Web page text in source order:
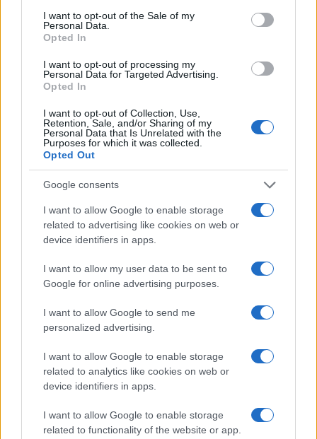
I want to opt-out of the Sale of my
Personal Data.
Opted In
I want to opt-out of processing my
Personal Data for Targeted Advertising.
Opted In
I want to opt-out of Collection, Use,
Retention, Sale, and/or Sharing of my
Personal Data that Is Unrelated with the
Purposes for which it was collected.
Opted Out
Google consents
I want to allow Google to enable storage
related to advertising like cookies on web or
device identifiers in apps.
I want to allow my user data to be sent to
Google for online advertising purposes.
I want to allow Google to send me
personalized advertising.
I want to allow Google to enable storage
related to analytics like cookies on web or
device identifiers in apps.
I want to allow Google to enable storage
related to functionality of the website or app.
aggressione subita dal convoglio di terra in Libia
ci sono feriti. Qualcuno tra gli attivisti stranieri ha
ricevuto colpi talmente forti da perdere i sensi”,
ha raccontato ieri sera la portavoce italiana della
Global Sumud Flotilla
Dopo quanto accaduto, la Flotilla sta ora
valutando percorsi alternativi per la consegna
degli aiuti destinati alla Striscia di Gaza. Tra le
ipotesi allo studio ci sarebbero modalità diverse
dal transito nella Libia orientale, ritenuto ormai
troppo rischioso. Nel convoglio erano presenti
ambulanze, farmaci e case mobili destinate agli
aiuti umanitari.
Dal canto loro, le autorità della Libia orientale
una nota ufficiale, il ministero degli Esteri di
Bengasi ha sostenuto che gli attivisti fermati
umanitaria”nel pieno rispetto delle norme e dei